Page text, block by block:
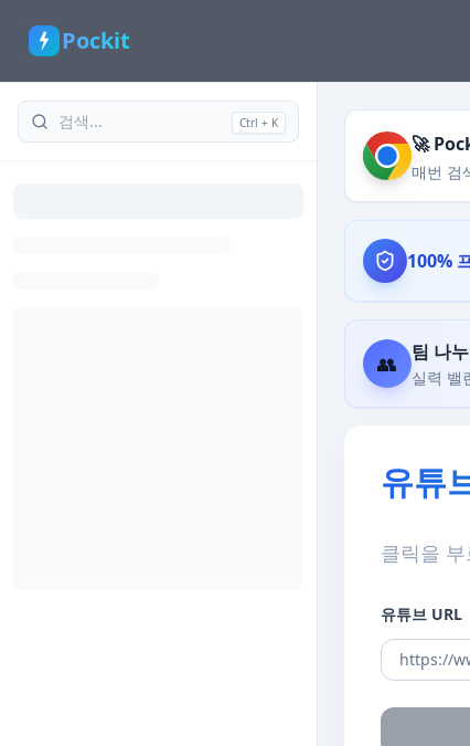
Pockit
Ctrl + K
🚀
매번 검
100%
👥 팀 나
실력 밸
유튜
클릭을
유튜브 URL